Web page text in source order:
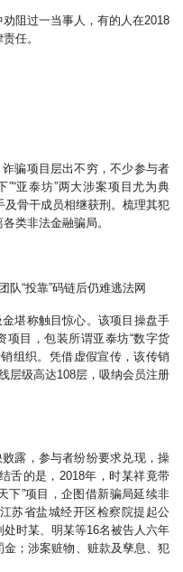
阻过一当事人，有的人在2018
任。
骗项目层出不穷，不少参与者
亚泰坊”两大涉案项目尤为典
骨干成员相继获刑。梳理其犯
类非法金融骗局。
队“投靠”码链后仍难逃法网
堪称触目惊心。该项目操盘手
项目，包装所谓亚泰坊“数字货
组织。凭借虚假宣传，该传销
层级高达108层，吸纳会员注册
露，参与者纷纷要求兑现，操
舌的是，2018年，时某祥竟带
下”项目，企图借新骗局延续非
苏省盐城经开区检察院提起公
时某、明某等16名被告人六年
；涉案赃物、赃款及孳息、犯